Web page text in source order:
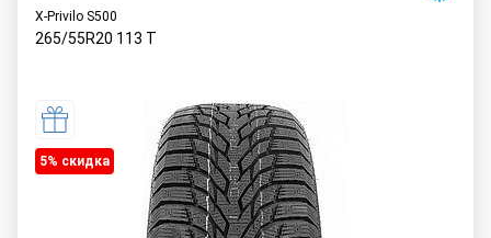
X-Privilo S500
265/55R20 113 T
5% cкидка